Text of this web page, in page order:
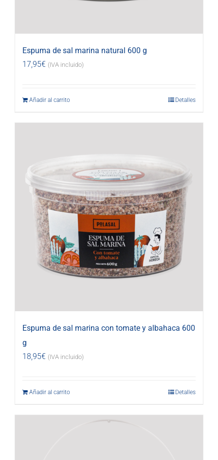
Espuma de sal marina natural 600 g
17,95€ (IVA incluido)
Añadir al carrito Detalles
Espuma de sal marina con tomate y albahaca 600
g
18,95€ (IVA incluido)
Añadir al carrito Detalles